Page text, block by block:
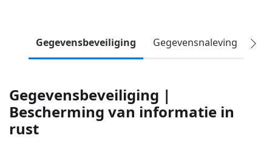
Gegevensbeveiliging Gegevensnaleving
Gegevensbeveiliging |
Bescherming van informatie in
rust